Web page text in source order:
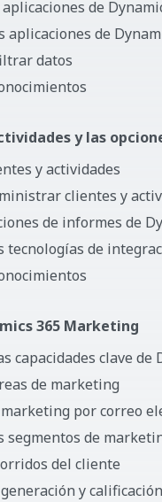
de
aplicaciones de
datos
y las
y actividades
clientes y
de informes de
tecnologías de
365 Marketing
capacidades clave de
de marketing
por correo
segmentos de
del cliente
y